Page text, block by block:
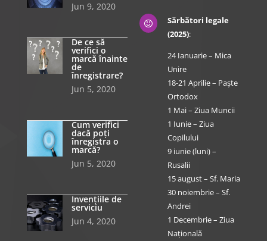
Jun 9, 2020
De ce să
verifici o
marcă înainte
de
înregistrare?
Jun 5, 2020
Cum verifici
dacă poți
înregistra o
marcă?
Jun 5, 2020
Invențiile de
serviciu
Jun 4, 2020

Sărbători legale
(2025):
24 Ianuarie – Mica
Unire
18-21 Aprilie – Paște
Ortodox
1 Mai – Ziua Muncii
1 Iunie – Ziua
Copilului
9 iunie (luni) –
Rusalii
15 august – Sf. Maria
30 noiembrie – Sf.
Andrei
1 Decembrie – Ziua
Națională